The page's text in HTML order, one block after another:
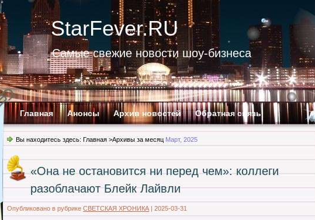
StarFever.RU
Самые свежие новости шоу-бизнеса
Главная Анонсы Архив новостей Обратная связь
Вы находитесь здесь: Главная >Архивы за месяц Март, 2025
«Она не остановится ни перед чем»: коллеги
разоблачают Блейк Лайвли
Опубликовано в рубрике СВЕТСКАЯ ХРОНИКА | 2025-03-31